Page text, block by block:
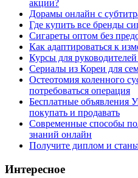
акции?
Дорамы онлайн с
Где купить все бренды
Сигареты оптом без
Как адаптироваться к
Курсы для
Сериалы из Кореи для
Остеотомия коленного
потребоваться операция
Бесплатные объявления
покупать и продавать
Современные способы
знаний онлайн
Получите диплом и
Интересное